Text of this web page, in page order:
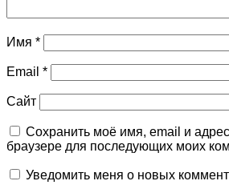
Имя *
Email *
Сайт
Сохранить моё имя, email и
браузере для последующих моих
Уведомить меня о новых